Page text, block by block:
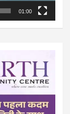
01:00